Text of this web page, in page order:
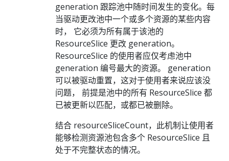
generation 跟踪池中随时间发生的变化。每
当驱动更改池中一个或多个资源的某些内容
时， 它必须为所有属于该池的
ResourceSlice 更改 generation。
ResourceSlice 的使用者应仅考虑池中
generation 编号最大的资源。 generation
可以被驱动重置，这对于使用者来说应该没
问题， 前提是池中的所有 ResourceSlice 都
已被更新以匹配，或都已被删除。
结合 resourceSliceCount，此机制让使用者
能够检测资源池包含多个 ResourceSlice 且
处于不完整状态的情况。